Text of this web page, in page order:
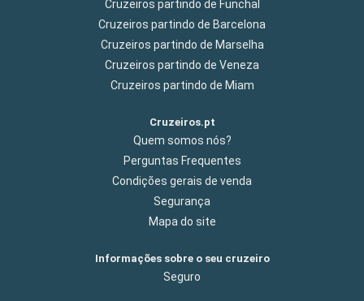
Cruzeiros partindo de Funchal
Cruzeiros partindo de Barcelona
Cruzeiros partindo de Marselha
Cruzeiros partindo de Veneza
Cruzeiros partindo de Miam
Cruzeiros.pt
Quem somos nós?
Perguntas Frequentes
Condições gerais de venda
Segurança
Mapa do site
Informações sobre o seu cruzeiro
Seguro